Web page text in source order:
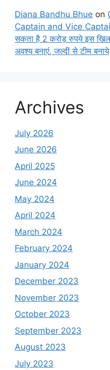
Diana Bandhu Bhue on
Captain and Vice
सकता है 2 करोड़ रुपये इस
अवश्य बनाएं, जल्दी से टीम बनाये
Archives
July 2026
June 2026
April 2025
June 2024
May 2024
April 2024
March 2024
February 2024
January 2024
December 2023
November 2023
October 2023
September 2023
August 2023
July 2023